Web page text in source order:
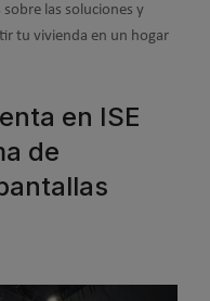
las soluciones y
tu vivienda en un hogar
en ISE
de